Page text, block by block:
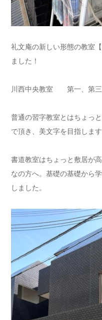
礼文庵の新しい形態の教室
ました！
川西中央教室 第一、第三
普通の習字教室とはちょっ
で頂き、美文字を目指します
書道教室はちょっと敷居が
なの方へ。基礎の基礎から
しました。